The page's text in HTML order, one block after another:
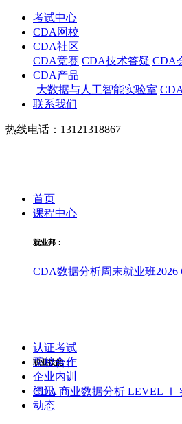
考试中心
CDA网校
CDA社区
CDA竞赛 CDA技术答疑 CDA
CDA产品
大数据与人工智能实验室
联系我们
热线电话：13121318867
首页
课程中心
就业邦：
CDA数据分析周末就业班2026
职业技能：
CDA 商业数据分析 LEVEL Ⅰ
认证考试
院校合作
企业内训
资讯
动态